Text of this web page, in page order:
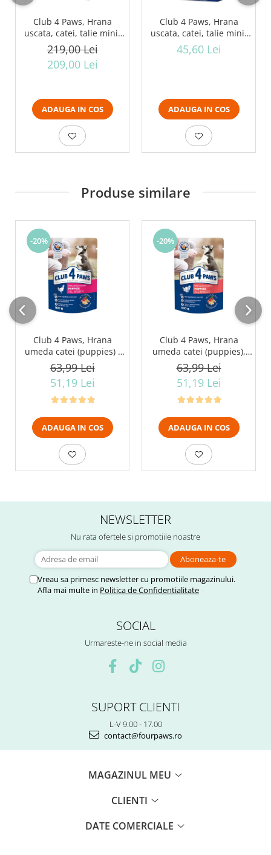
Club 4 Paws, Hrana
uscata, catei, talie mini,
pui, 14kg
219,00 Lei
209,00 Lei
ADAUGA IN COS
Club 4 Paws, Hrana
uscata, catei, talie mini,
pui, 2kg
45,60 Lei
ADAUGA IN COS
Produse similare
-20%
Club 4 Paws, Hrana
umeda catei (puppies) ,
gaina in jeleu, set
24x100g
63,99 Lei
51,19 Lei
ADAUGA IN COS
-20%
Club 4 Paws, Hrana
umeda catei (puppies),
curcan in sos, set 24x100g
63,99 Lei
51,19 Lei
ADAUGA IN COS
NEWSLETTER
Nu rata ofertele si promotiile noastre
Vreau sa primesc newsletter cu promotiile magazinului.
Afla mai multe in Politica de Confidentialitate
SOCIAL
Urmareste-ne in social media
SUPORT CLIENTI
L-V 9.00 - 17.00
contact@fourpaws.ro
MAGAZINUL MEU
CLIENTI
DATE COMERCIALE